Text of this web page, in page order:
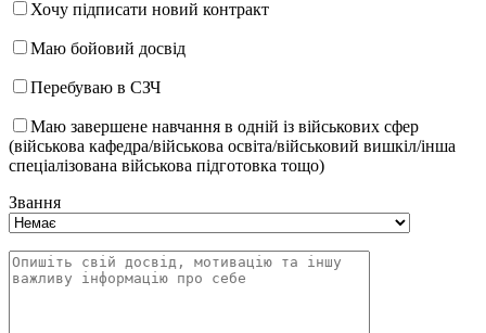
Хочу підписати новий контракт
Маю бойовий досвід
Перебуваю в СЗЧ
Маю завершене навчання в одній із військових сфер
(військова кафедра/військова освіта/військовий вишкіл/інша
спеціалізована військова підготовка тощо)
Звання